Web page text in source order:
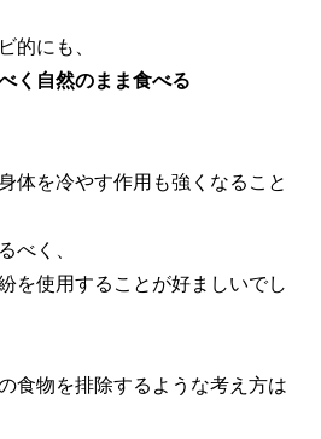
的にも、
く自然のまま食べる
体を冷やす作用も強くなること
べく、
を使用することが好ましいでし
食物を排除するような考え方は